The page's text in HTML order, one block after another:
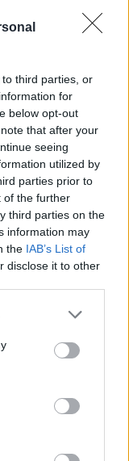
third parties, or
for
below opt-out
that after your
seeing
utilized by
parties prior to
of the further
third parties on the
information may
the IAB’s List of
disclose it to other
or more Google
You may click to
party tags to
in below Google
άμεσα και
στον
καθώς οι
Newsκαι μάθετε
και τον κόσμο.